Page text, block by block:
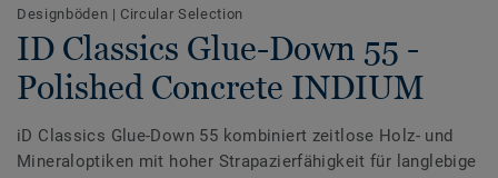
Designböden | Circular Selection
ID Classics Glue-Down 55 -
Polished Concrete INDIUM
iD Classics Glue-Down 55 kombiniert zeitlose Holz- und
Mineraloptiken mit hoher Strapazierfähigkeit für langlebige